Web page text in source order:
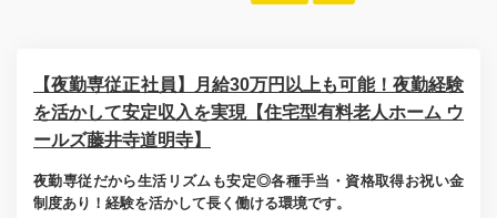
【夜勤専従正社員】月給30万円以上も可能！夜勤経験
を活かして安定収入を実現【住宅型有料老人ホーム ウ
ールズ藤井寺道明寺】
夜勤専従だから生活リズムも安定◎各種手当・資格取得お祝い金
制度あり！経験を活かして長く働ける環境です。